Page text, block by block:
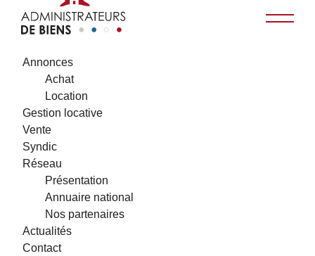
Annonces
Achat
Location
Gestion locative
Vente
Syndic
Réseau
Présentation
Annuaire national
Nos partenaires
Actualités
Contact